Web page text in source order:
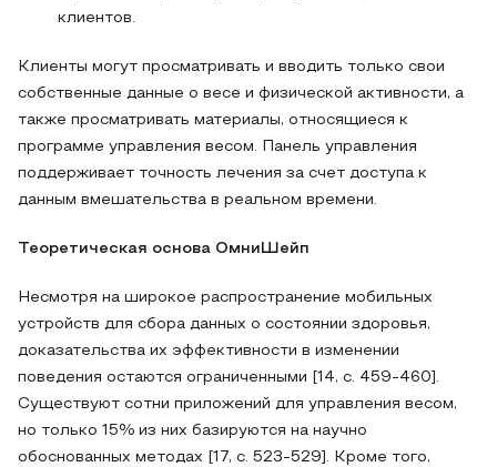
клиентов.
Клиенты могут просматривать и вводить только свои
собственные данные о весе и физической активности, а
также просматривать материалы, относящиеся к
программе управления весом. Панель управления
поддерживает точность лечения за счет доступа к
данным вмешательства в реальном времени.
Теоретическая основа ОмниШейп
Несмотря на широкое распространение мобильных
устройств для сбора данных о состоянии здоровья,
доказательства их эффективности в изменении
поведения остаются ограниченными [14, с. 459-460].
Существуют сотни приложений для управления весом,
но только 15% из них базируются на научно
обоснованных методах [17, с. 523-529]. Кроме того,